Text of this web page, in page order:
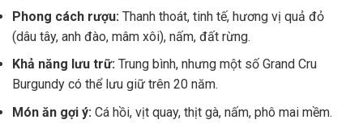
Phong cách rượu: Thanh thoát, tinh tế, hương vị quả đỏ
(dâu tây, anh đào, mâm xôi), nấm, đất rừng.
Khả năng lưu trữ: Trung bình, nhưng một số Grand Cru
Burgundy có thể lưu giữ trên 20 năm.
Món ăn gợi ý: Cá hồi, vịt quay, thịt gà, nấm, phô mai mềm.